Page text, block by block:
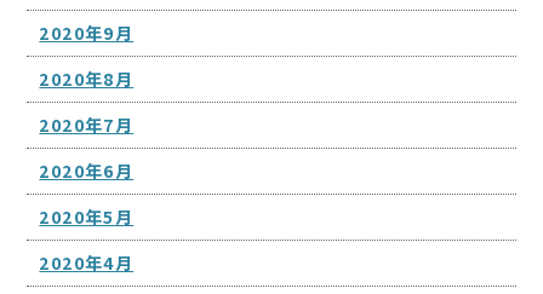
2020年9月
2020年8月
2020年7月
2020年6月
2020年5月
2020年4月